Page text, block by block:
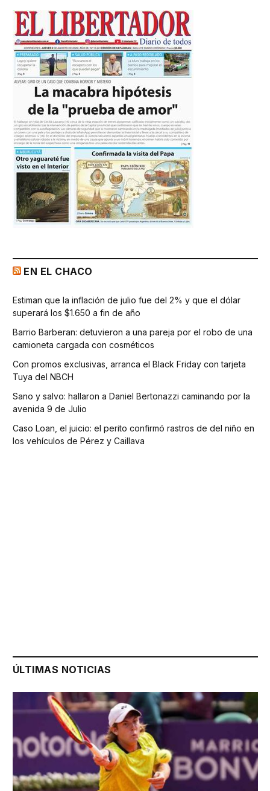
EN EL CHACO
Estiman que la inflación de julio fue del 2% y que el dólar
superará los $1.650 a fin de año
Barrio Barberan: detuvieron a una pareja por el robo de una
camioneta cargada con cosméticos
Con promos exclusivas, arranca el Black Friday con tarjeta
Tuya del NBCH
Sano y salvo: hallaron a Daniel Bertonazzi caminando por la
avenida 9 de Julio
Caso Loan, el juicio: el perito confirmó rastros de del niño en
los vehículos de Pérez y Caillava
ÚLTIMAS NOTICIAS